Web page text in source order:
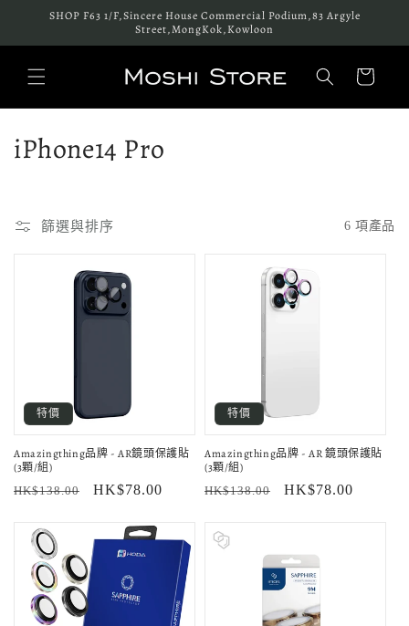
跳至內
SHOP F63 1/F,Sincere House Commercial Podium,83 Argyle
Street,MongKok,Kowloon
物
商
系
iPhone14 Pro
篩選與排序 6 項產品
特價
Amazingthing品牌 - AR鏡頭保護貼
(3顆/組)
定
HK$138.00
售
HK$78.00
特價
Amazingthing品牌 - AR 鏡頭保護貼
(3顆/組)
定
HK$138.00
售
HK$78.00